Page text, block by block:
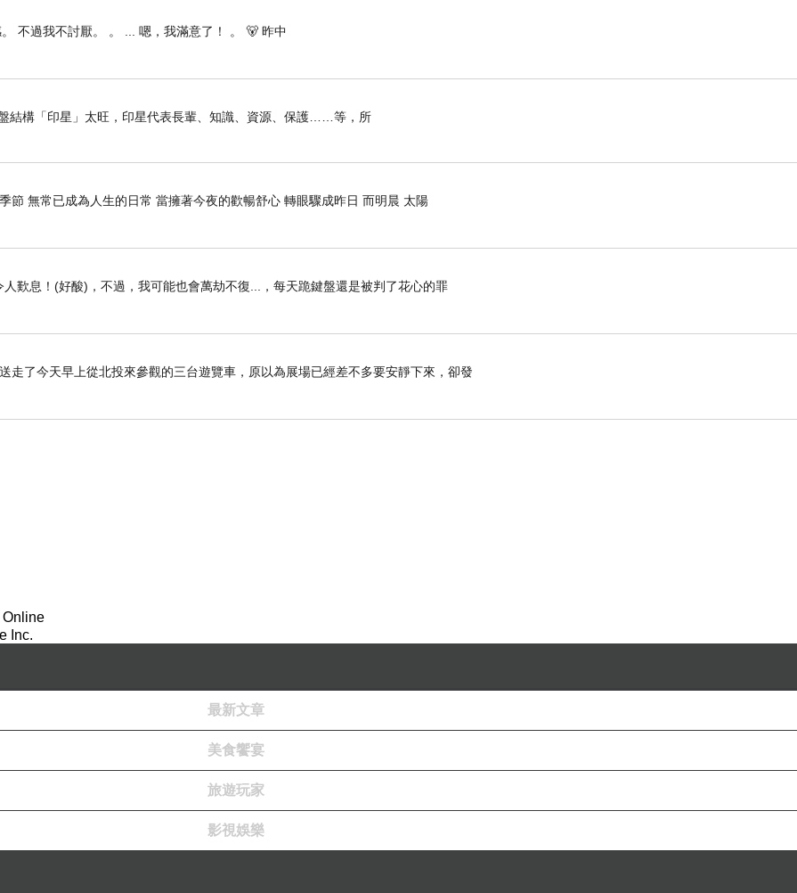
不過我不討厭。 。 ... 嗯，我滿意了！ 。 🐻 昨中
構「印星」太旺，印星代表長輩、知識、資源、保護……等，所
節 無常已成為人生的日常 當擁著今夜的歡暢舒心 轉眼驟成昨日 而明晨 太陽
歎息！(好酸)，不過，我可能也會萬劫不復...，每天跪鍵盤還是被判了花心的罪
走了今天早上從北投來參觀的三台遊覽車，原以為展場已經差不多要安靜下來，卻發
Online
Inc.
最新文章
美食饗宴
旅遊玩家
影視娛樂